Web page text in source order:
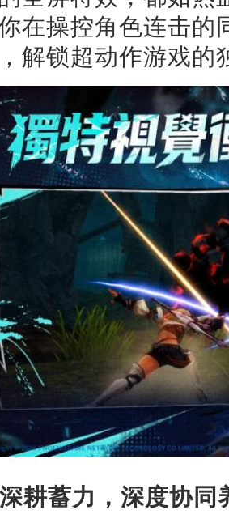
在操控角色连击的
解锁超动作游戏的
深耕蓄力，深度协同